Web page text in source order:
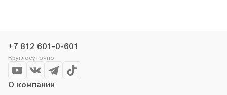
+7 812 601-0-601
Круглосуточно
О компании